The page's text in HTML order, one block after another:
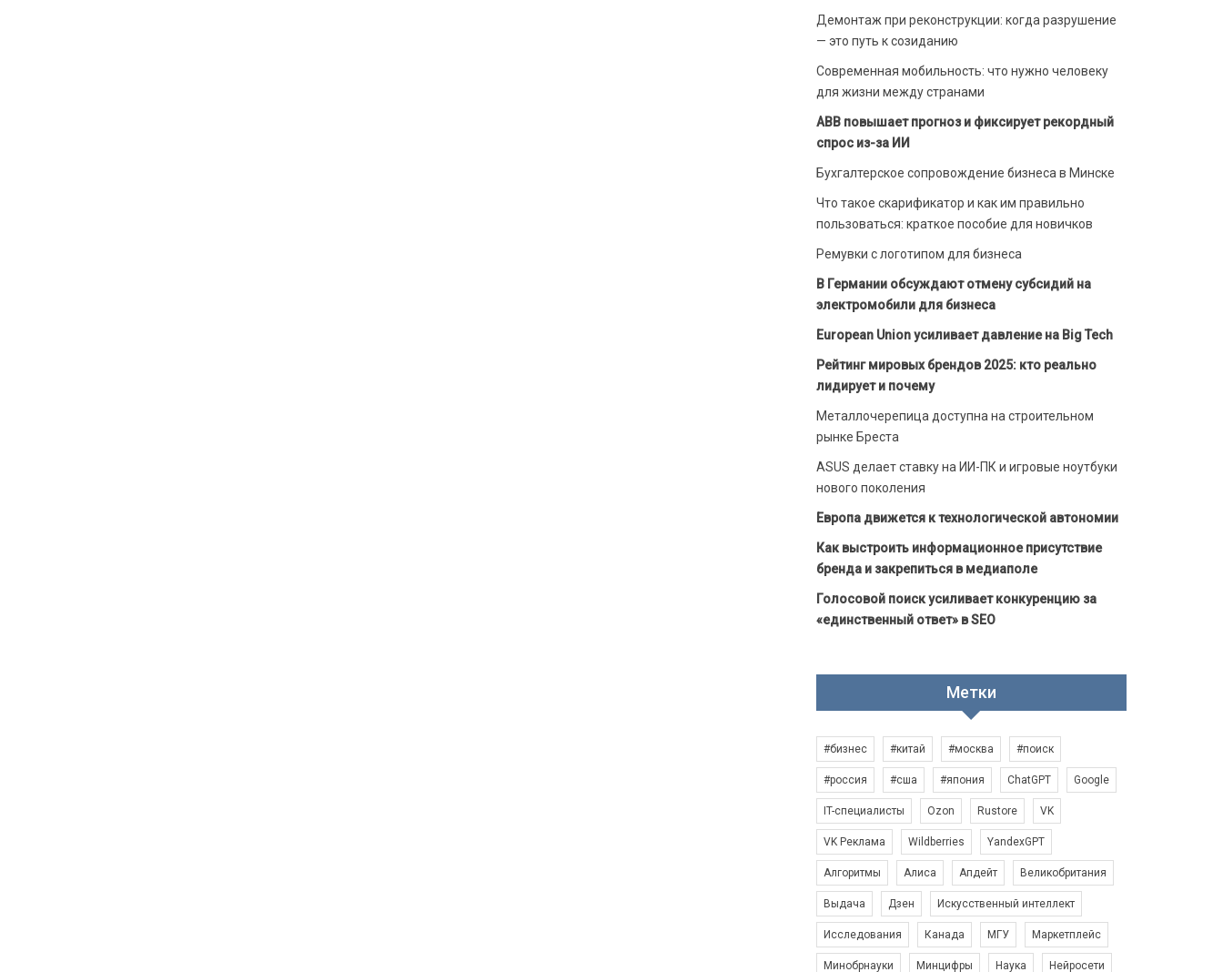
Демонтаж при реконструкции: когда разрушение
— это путь к созиданию
Современная мобильность: что нужно человеку
для жизни между странами
ABB повышает прогноз и фиксирует рекордный
спрос из-за ИИ
Бухгалтерское сопровождение бизнеса в Минске
Что такое скарификатор и как им правильно
пользоваться: краткое пособие для новичков
Ремувки с логотипом для бизнеса
В Германии обсуждают отмену субсидий на
электромобили для бизнеса
European Union усиливает давление на Big Tech
Рейтинг мировых брендов 2025: кто реально
лидирует и почему
Металлочерепица доступна на строительном
рынке Бреста
ASUS делает ставку на ИИ-ПК и игровые ноутбуки
нового поколения
Европа движется к технологической автономии
Как выстроить информационное присутствие
бренда и закрепиться в медиаполе
Голосовой поиск усиливает конкуренцию за
«единственный ответ» в SEO
Метки
#бизнес #китай #москва #поиск
#россия #сша #япония ChatGPT Google
IT-специалисты Ozon Rustore VK
VK Реклама Wildberries YandexGPT
Алгоритмы Алиса Апдейт Великобритания
Выдача Дзен Искусственный интеллект
Исследования Канада МГУ Маркетплейс
Минобрнауки Минцифры Наука Нейросети